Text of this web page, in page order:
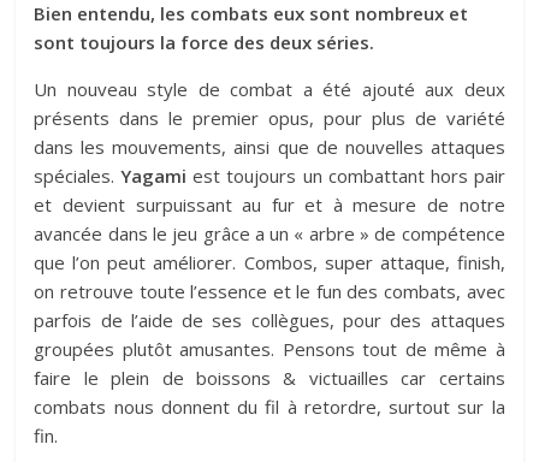
Bien entendu, les combats eux sont nombreux et
sont toujours la force des deux séries.
Un nouveau style de combat a été ajouté aux deux
présents dans le premier opus, pour plus de variété
dans les mouvements, ainsi que de nouvelles attaques
spéciales.Yagami est toujours un combattant hors pair
et devient surpuissant au fur et à mesure de notre
avancée dans le jeu grâce a un « arbre » de compétence
que l’on peut améliorer. Combos, super attaque, finish,
on retrouve toute l’essence et le fun des combats, avec
parfois de l’aide de ses collègues, pour des attaques
groupées plutôt amusantes. Pensons tout de même à
faire le plein de boissons & victuailles car certains
combats nous donnent du fil à retordre, surtout sur la
fin.